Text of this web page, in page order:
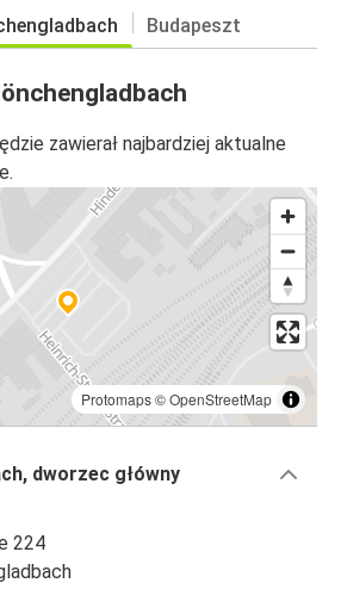
Budapeszt
zawierał najbardziej aktualne
Protomaps©OpenStreetMap
dworzec główny
224